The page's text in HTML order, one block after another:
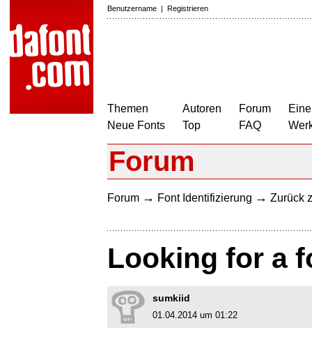
Benutzername | Registrieren
Themen
Neue Fonts
Autoren
Top
Forum
FAQ
Forum
Forum → Font Identifizierung → Zurück
Looking for a
sumkiid
01.04.2014 um 01:22